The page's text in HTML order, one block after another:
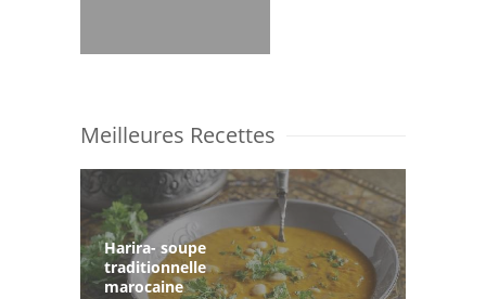
Meilleures Recettes
Harira- soupe
traditionnelle
marocaine